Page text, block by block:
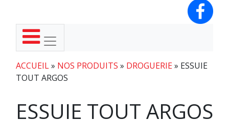
ACCUEIL» NOS PRODUITS » DROGUERIE» ESSUIE
TOUT ARGOS
ESSUIE TOUT ARGOS